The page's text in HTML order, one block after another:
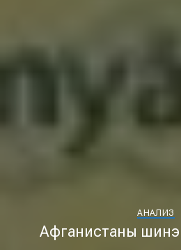
АНАЛИЗ
Афганистаны шинэ